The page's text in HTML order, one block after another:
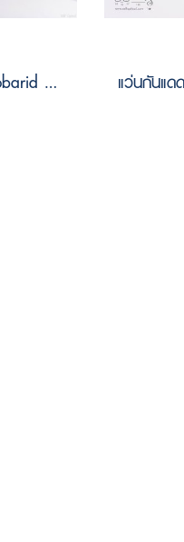
กรอบแว่น BOLON Kobarid BJ6185 B15 Size 52